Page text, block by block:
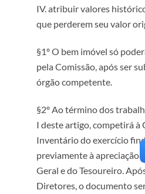
IV. atribuir valores
que perderem seu valor
§1º O bem imóvel só
pela Comissão, após ser
órgão competente.
§2º Ao término dos
I deste artigo, competirá à
Inventário do exercício
previamente à apreciação
Geral e do Tesoureiro.
Diretores, o documento